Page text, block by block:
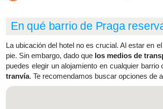
En qué barrio de Praga
La ubicación del hotel no es crucial. Al estar en
pie. Sin embargo, dado que los medios de
puedes elegir un alojamiento en cualquier barrio
tranvía. Te recomendamos buscar opciones de